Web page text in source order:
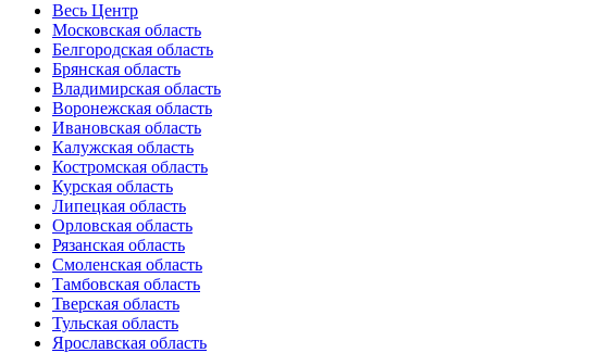
Весь Центр
Московская область
Белгородская область
Брянская область
Владимирская область
Воронежская область
Ивановская область
Калужская область
Костромская область
Курская область
Липецкая область
Орловская область
Рязанская область
Смоленская область
Тамбовская область
Тверская область
Тульская область
Ярославская область